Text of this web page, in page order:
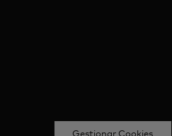
Gestionar Cookies